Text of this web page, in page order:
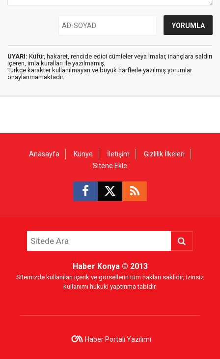
UYARI: Küfür, hakaret, rencide edici cümleler veya imalar, inançlara saldırı
içeren, imla kuralları ile yazılmamış,
Türkçe karakter kullanılmayan ve büyük harflerle yazılmış yorumlar
onaylanmamaktadır.
Anasayfa Künye İletişim
Gizlilik İlkeleri
Sitene Ekle
Haber Konya© 2013
Sitemizde kullanılan içerik ve görsellerin tüm hakları saklıdır, izinsiz
kullanımı hukuki yaptırıma tabidir.
Haber Portalı Yazılımı